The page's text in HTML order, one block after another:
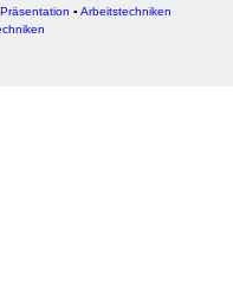
Präsentation ▪ Arbeitstechniken